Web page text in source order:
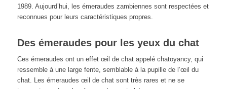
1989. Aujourd’hui, les émeraudes zambiennes sont respectées et
reconnues pour leurs caractéristiques propres.
Des émeraudes pour les yeux du chat
Ces émeraudes ont un effet œil de chat appelé chatoyancy, qui
ressemble à une large fente, semblable à la pupille de l’œil du
chat. Les émeraudes œil de chat sont très rares et ne se